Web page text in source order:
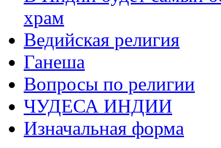
храм
Ведийская религия
Ганеша
Вопросы по религии
ЧУДЕСА ИНДИИ
Изначальная форма